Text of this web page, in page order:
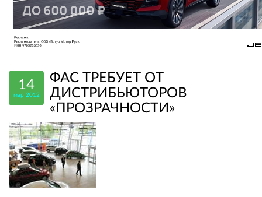
14
мар 2012
ФАС ТРЕБУЕТ ОТ
ДИСТРИБЬЮТОРОВ
«ПРОЗРАЧНОСТИ»